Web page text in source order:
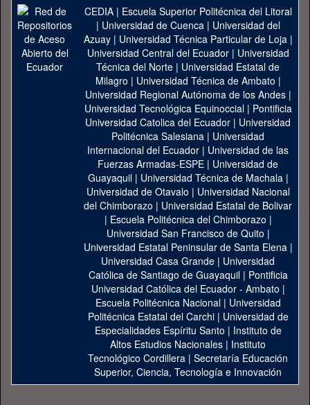
CEDIA| Escuela Superior Politécnica del Litoral
| Universidad de Cuenca| Universidad del
Azuay| Universidad Técnica Particular de Loja|
Universidad Central del Ecuador| Universidad
Técnica del Norte | Universidad Estatal de
Milagro | Universidad Técnica de Ambato |
Universidad Regional Autónoma de los Andes|
Universidad Tecnológica Equinoccial| Pontificia
Universidad Catolica del Ecuador | Universidad
Politécnica Salesiana | Universidad
Internacional del Ecuador | Universidad de las
Fuerzas Armadas-ESPE | Universidad de
Guayaquil| Universidad Técnica de Machala|
Universidad de Otavalo | Universidad Nacional
del Chimborazo | Universidad Estatal de Bolivar
| Escuela Politécnica del Chimborazo |
Universidad San Francisco de Quito |
Universidad Estatal Peninsular de Santa Elena|
Universidad Casa Grande | Universidad
Católica de Santiago de Guayaquil| Pontificia
Universidad Católica del Ecuador - Ambato |
Escuela Politécnica Nacional| Universidad
Politécnica Estatal del Carchi| Universidad de
Especialidades Espíritu Santo | Instituto de
Altos Estudios Nacionales | Instituto
Tecnológico Cordillera | Secretaría Educación
Superior, Ciencia, Tecnología e Innovación